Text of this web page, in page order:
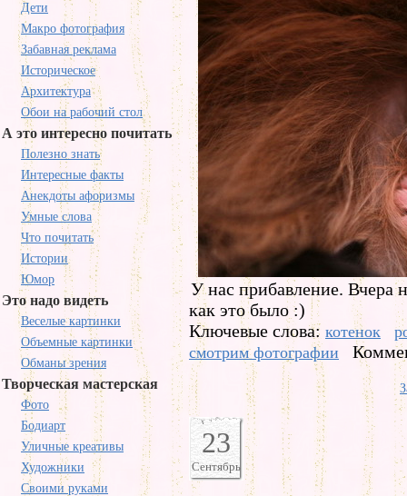
Дети
Макро фотография
Забавная реклама
Историческое
Архитектура
Обои на рабочий стол
А это интересно почитать
Полезно знать
Интересные факты
Анекдоты афоризмы
Умные слова
Что почитать
Истории
Юмор
Это надо видеть
Веселые картинки
Объемные картинки
Обманы зрения
Творческая мастерская
Фото
Бодиарт
Уличные креативы
Художники
Своими руками
У нас прибавление. Вчера
как это было :)
Ключевые слова: котенок
смотрим фотографии
23
Сентябрь